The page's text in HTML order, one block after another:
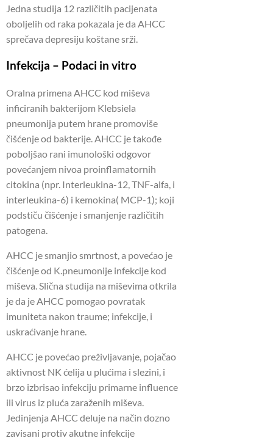
Jedna studija 12 različitih pacijenata
oboljelih od raka pokazala je da AHCC
sprečava depresiju koštane srži.
Infekcija – Podaci in vitro
Oralna primena AHCC kod miševa
inficiranih bakterijom Klebsiela
pneumonija putem hrane promoviše
čišćenje od bakterije. AHCC je takođe
poboljšao rani imunološki odgovor
povećanjem nivoa proinflamatornih
citokina (npr. Interleukina-12, TNF-alfa, i
interleukina-6) i kemokina( MCP-1); koji
podstiču čišćenje i smanjenje različitih
patogena.
AHCC je smanjio smrtnost, a povećao je
čišćenje od K.pneumonije infekcije kod
miševa. Slična studija na miševima otkrila
je da je AHCC pomogao povratak
imuniteta nakon traume; infekcije, i
uskraćivanje hrane.
AHCC je povećao preživljavanje, pojačao
aktivnost NK ćelija u plućima i slezini, i
brzo izbrisao infekciju primarne influence
ili virus iz pluća zaraženih miševa.
Jedinjenja AHCC deluje na način dozno
zavisani protiv akutne infekcije